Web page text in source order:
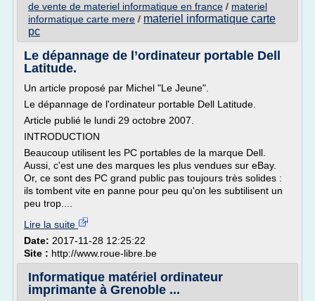
de vente de materiel informatique en france / materiel
informatique carte mere / materiel informatique carte
pc
Le dépannage de l’ordinateur portable Dell
Latitude.
Un article proposé par Michel "Le Jeune".
Le dépannage de l'ordinateur portable Dell Latitude.
Article publié le lundi 29 octobre 2007.
INTRODUCTION
Beaucoup utilisent les PC portables de la marque Dell.
Aussi, c'est une des marques les plus vendues sur eBay.
Or, ce sont des PC grand public pas toujours très solides :
ils tombent vite en panne pour peu qu'on les subtilisent un
peu trop....
Lire la suite
Date: 2017-11-28 12:25:22
Site : http://www.roue-libre.be
Informatique matériel ordinateur
imprimante à Grenoble ...